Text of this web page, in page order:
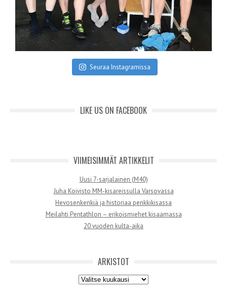
Seuraa Instagramissa
LIKE US ON FACEBOOK
VIIMEISIMMÄT ARTIKKELIT
Uusi 7-sarjalainen (M40)
Juha Koivisto MM-kisareissulla Varsovassa
Hevosenkenkiä ja historiaa penkkikisassa
Meilahti Pentathlon – erikoismiehet kisaamassa
20 vuoden kulta-aika
ARKISTOT
Arkistot